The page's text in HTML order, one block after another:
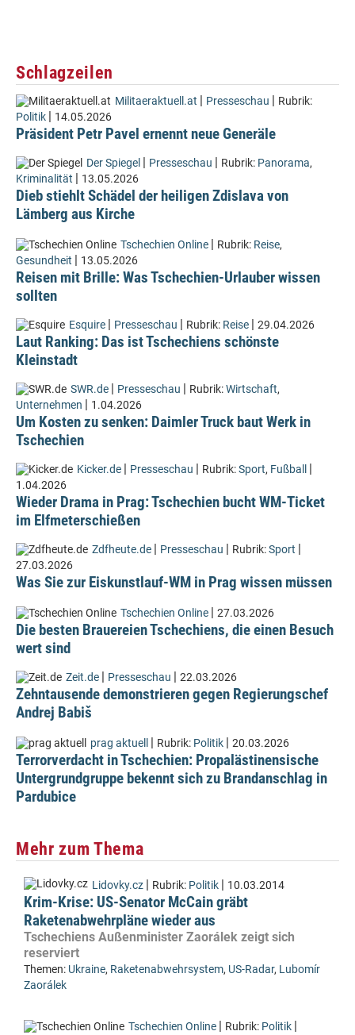
Schlagzeilen
Militaeraktuell.at | Presseschau | Rubrik:
Politik | 14.05.2026
Präsident Petr Pavel ernennt neue Generäle
Der Spiegel | Presseschau | Rubrik: Panorama,
Kriminalität | 13.05.2026
Dieb stiehlt Schädel der heiligen Zdislava von
Lämberg aus Kirche
Tschechien Online | Rubrik: Reise,
Gesundheit | 13.05.2026
Reisen mit Brille: Was Tschechien-Urlauber wissen
sollten
Esquire | Presseschau | Rubrik: Reise | 29.04.2026
Laut Ranking: Das ist Tschechiens schönste
Kleinstadt
SWR.de | Presseschau | Rubrik:Wirtschaft,
Unternehmen | 1.04.2026
Um Kosten zu senken: Daimler Truck baut Werk in
Tschechien
Kicker.de | Presseschau | Rubrik:Sport, Fußball |
1.04.2026
Wieder Drama in Prag: Tschechien bucht WM-Ticket
im Elfmeterschießen
Zdfheute.de | Presseschau | Rubrik:Sport |
27.03.2026
Was Sie zur Eiskunstlauf-WM in Prag wissen müssen
Tschechien Online | 27.03.2026
Die besten Brauereien Tschechiens, die einen Besuch
wert sind
Zeit.de | Presseschau | 22.03.2026
Zehntausende demonstrieren gegen Regierungschef
Andrej Babiš
prag aktuell | Rubrik: Politik | 20.03.2026
Terrorverdacht in Tschechien: Propalästinensische
Untergrundgruppe bekennt sich zu Brandanschlag in
Pardubice
Mehr zum Thema
Lidovky.cz | Rubrik: Politik | 10.03.2014
Krim-Krise: US-Senator McCain gräbt
Raketenabwehrpläne wieder aus
Tschechiens Außenminister Zaorálek zeigt sich
reserviert
Themen: Ukraine, Raketenabwehrsystem, US-Radar, Lubomír
Zaorálek
Tschechien Online | Rubrik: Politik |